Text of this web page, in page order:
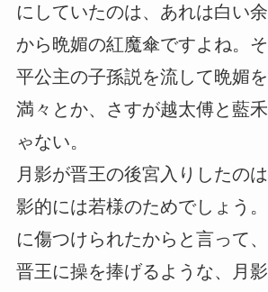
にしていたのは、あれは白い
から晩媚の紅魔傘ですよね。
平公主の子孫説を流して晩媚
満々とか、さすが越太傅と藍
ゃない。
月影が晋王の後宮入りしたの
影的には若様のためでしょう
に傷つけられたからと言って
晋王に操を捧げるような、月